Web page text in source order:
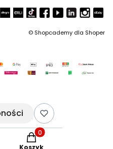
© Shopcademy dla Shoper
Produkty w koszyku: 0.
Koszyk